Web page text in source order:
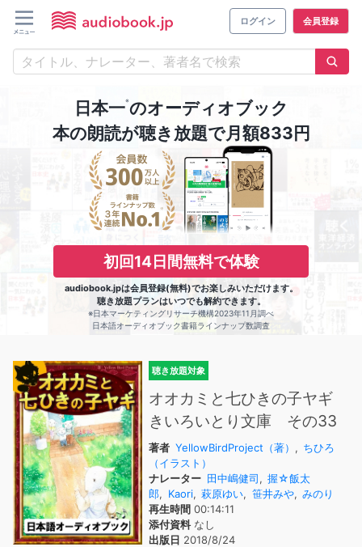
ログイン 会員登録
日本一※のオーディオブック
本の朗読が聴き放題で月額833円
初回14日間無料で体験
audiobook.jpは会員登録(無料)でお楽しみいただけます。
聴き放題プランはいつでも解約できます。
※日本マーケティングリサーチ機構2023年11月調べ
日本語オーディオブック書籍ラインナップ数調査
聴き放題対象
オオカミと七ひきの子ヤギ
きいろいとり文庫 その33
著者 YellowBirdProject（著） , ちひろ
（イラスト）
ナレーター 田中嶋健司, 握☆飯太
郎, Kaori, 萩原ゆい, 笹井みや, みのり
再生時間 00:14:11
添付資料なし
出版日 2018/8/24